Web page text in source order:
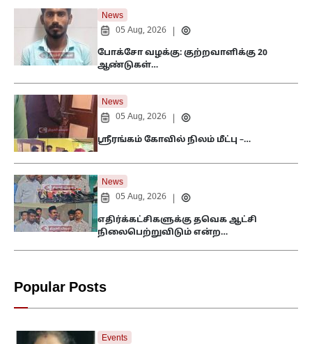
News
05 Aug, 2026
போக்சோ வழக்கு: குற்றவாளிக்கு 20
ஆண்டுகள்…
News
05 Aug, 2026
ஸ்ரீரங்கம் கோவில் நிலம் மீட்பு –…
News
05 Aug, 2026
எதிர்க்கட்சிகளுக்கு தவெக ஆட்சி
நிலைபெற்றுவிடும் என்ற…
Popular Posts
Events